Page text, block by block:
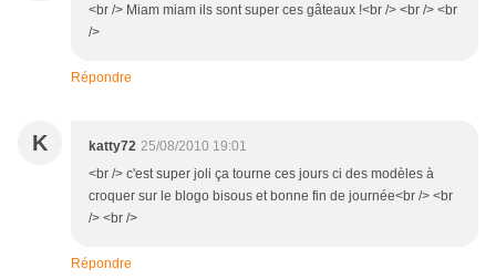
<br /> Miam miam ils sont super ces gâteaux !<br /> <br /> <br
/>
Répondre
K katty72 25/08/2010 19:01
<br /> c'est super joli ça tourne ces jours ci des modèles à
croquer sur le blogo bisous et bonne fin de journée<br /> <br
/> <br />
Répondre